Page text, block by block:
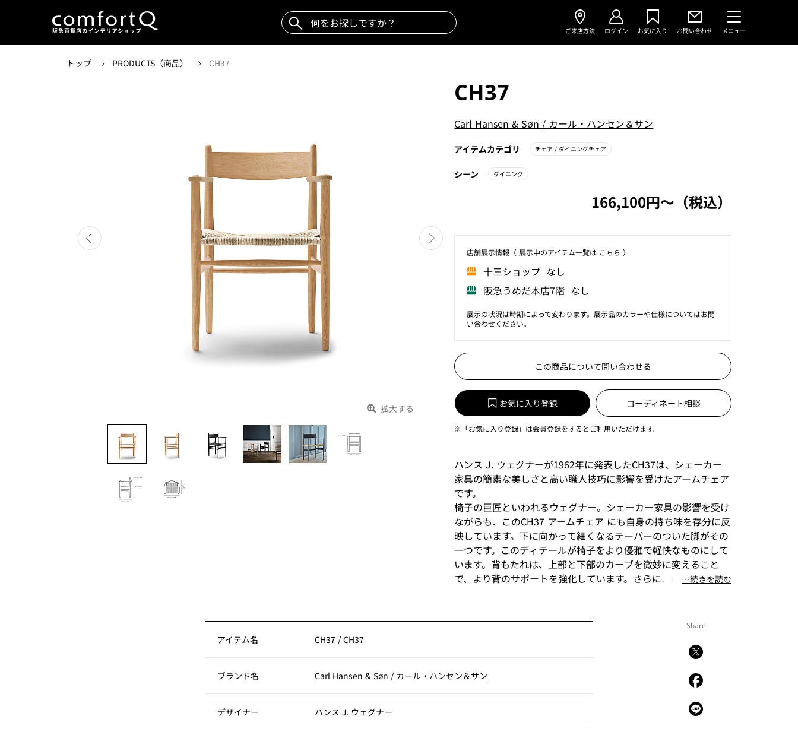
ご来店方法 ログイン お気に入り お問い合わせ メニュー
トップ PRODUCTS（商品） CH37
拡大する
CH37
Carl Hansen & Søn / カール・ハンセン＆サン
アイテムカテゴリ チェア/ ダイニングチェア
シーン ダイニング
166,100円〜（税込）
店舗展⽰情報（ 展⽰中のアイテム⼀覧は こちら ）
⼗三ショップ なし
阪急うめだ本店7階 なし
展示の状況は時期によって変わります。展示品のカラーや仕様についてはお問
い合わせください。
この商品について問い合わせる
お気に入り登録 コーディネート相談
※「お気に入り登録」は会員登録をするとご利用いただけます。
ハンス J. ウェグナーが1962年に発表したCH37は、シェーカー
家具の簡素な美しさと高い職人技巧に影響を受けたアームチェア
です。
椅子の巨匠といわれるウェグナー。シェーカー家具の影響を受け
ながらも、このCH37 アームチェア にも自身の持ち味を存分に反
映しています。下に向かって細くなるテーパーのついた脚がその
一つです。このディテールが椅子をより優雅で軽快なものにして
います。背もたれは、上部と下部のカーブを微妙に変えること
で、より背のサポートを強化しています。さらに、繊細な印象を
久性を考慮し製作されています。
ンビネーションを見事に成し遂げ、無類の使用感も相まって世代
を超えて受け継がれていく椅子となっています。アームレスバー
ジョンCH36も用意されています。
⋯続きを読む
Share
アイテム名 CH37 / CH37
ブランド名 Carl Hansen & Søn / カール・ハンセン＆サン
デザイナー ハンス J. ウェグナー